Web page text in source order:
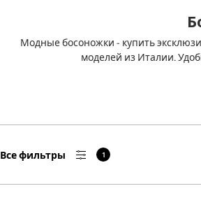
Модные босоножки - купить
моделей из Италии.
Все фильтры 1